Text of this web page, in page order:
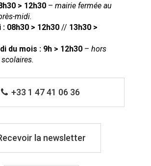
> 12h30 – mairie fermée au
midi.
08h30 > 12h30 // 13h30 >
du mois : 9h > 12h30 – hors
+33 1 47 41 06 36
la newsletter